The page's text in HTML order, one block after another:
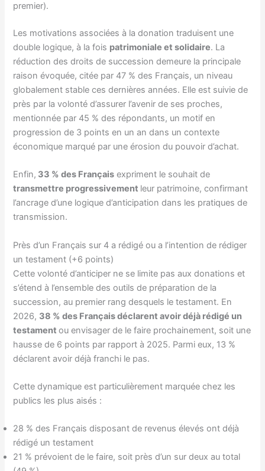
premier).
Les motivations associées à la donation traduisent une
double logique, à la fois patrimoniale et solidaire. La
réduction des droits de succession demeure la principale
raison évoquée, citée par 47 % des Français, un niveau
globalement stable ces dernières années. Elle est suivie de
près par la volonté d’assurer l’avenir de ses proches,
mentionnée par 45 % des répondants, un motif en
progression de 3 points en un an dans un contexte
économique marqué par une érosion du pouvoir d’achat.
Enfin, 33 % des Français expriment le souhait de
transmettre progressivement leur patrimoine, confirmant
l’ancrage d’une logique d’anticipation dans les pratiques de
transmission.
Près d’un Français sur 4 a rédigé ou a l’intention de rédiger
un testament (+6 points)
Cette volonté d’anticiper ne se limite pas aux donations et
s’étend à l’ensemble des outils de préparation de la
succession, au premier rang desquels le testament. En
2026, 38 % des Français déclarent avoir déjà rédigé un
testamentou envisager de le faire prochainement, soit une
hausse de 6 points par rapport à 2025. Parmi eux, 13 %
déclarent avoir déjà franchi le pas.
Cette dynamique est particulièrement marquée chez les
publics les plus aisés :
28 % des Français disposant de revenus élevés ont déjà
rédigé un testament
21 % prévoient de le faire, soit près d’un sur deux au total